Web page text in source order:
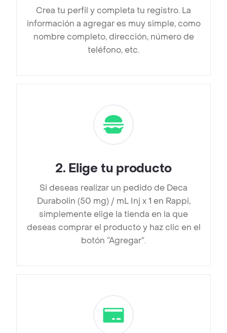
Crea tu perfil y completa tu registro. La
información a agregar es muy simple, como
nombre completo, dirección, número de
teléfono, etc.
2. Elige tu producto
Si deseas realizar un pedido de Deca
Durabolin (50 mg) / mL Inj x 1 en Rappi,
simplemente elige la tienda en la que
deseas comprar el producto y haz clic en el
botón “Agregar”.